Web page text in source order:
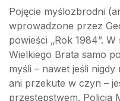
Pojęcie myślozbrodni
wprowadzone przez
powieści „Rok 1984”.
Wielkiego Brata samo
myśli – nawet jeśli
ani przekute w czyn –
przestępstwem. Policja